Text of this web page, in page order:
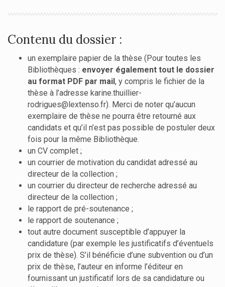
Contenu du dossier :
un exemplaire papier de la thèse (Pour toutes les
Bibliothèques : envoyer également tout le dossier
au format PDF par mail, y compris le fichier de la
thèse à l’adresse karine.thuillier-
rodrigues@lextenso.fr). Merci de noter qu’aucun
exemplaire de thèse ne pourra être retourné aux
candidats et qu’il n’est pas possible de postuler deux
fois pour la même Bibliothèque.
un CV complet ;
un courrier de motivation du candidat adressé au
directeur de la collection ;
un courrier du directeur de recherche adressé au
directeur de la collection ;
le rapport de pré-soutenance ;
le rapport de soutenance ;
tout autre document susceptible d’appuyer la
candidature (par exemple les justificatifs d’éventuels
prix de thèse). S’il bénéficie d’une subvention ou d’un
prix de thèse, l’auteur en informe l’éditeur en
fournissant un justificatif lors de sa candidature ou